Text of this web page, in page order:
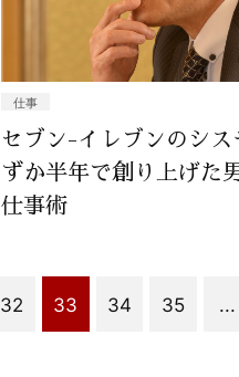
仕事
セブン-イレブンのシス
ずか半年で創り上げた
仕事術
32 33 34 35 ...